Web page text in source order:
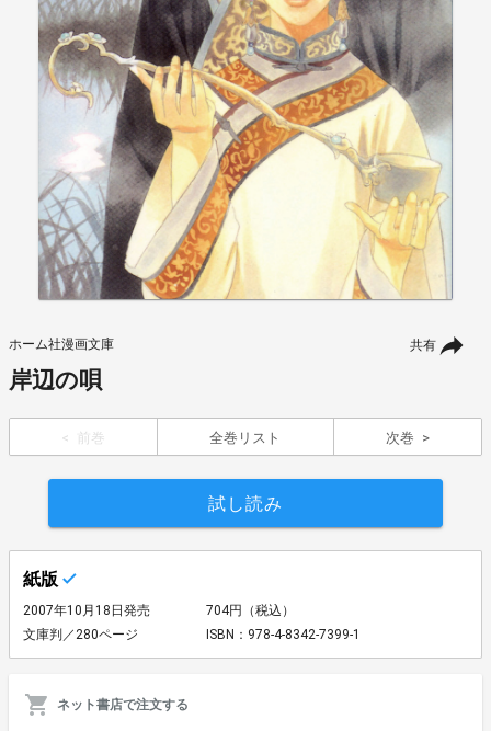
共有
ホーム社漫画文庫
岸辺の唄
前巻 全巻リスト 次巻
試し読み
紙版
2007年10月18日発売
704円（税込）
文庫判／280ページ
ISBN：978-4-8342-7399-1
ネット書店で注文する